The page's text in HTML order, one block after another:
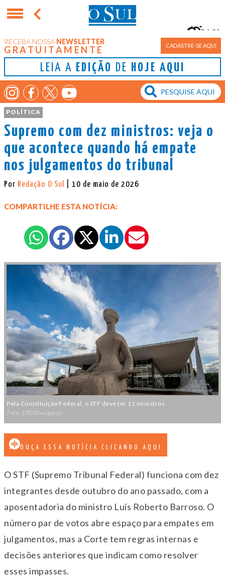
RECEBA NOSSA NEWSLETTER
GRATUITAMENTE CADASTRE-SE AQUI
LEIA A EDIÇÃO DE HOJE AQUI
Porto Alegre
16°
POLÍTICA
Supremo com dez ministros: veja o
que acontece quando há empate
nos julgamentos do tribunal
Por Redação O Sul | 10 de maio de 2026
COMPARTILHE ESTA NOTÍCIA:
Pela Constituição Federal, o STF deve ter 11 ministros
Foto: STF/Divulgação
OUÇA ESSA NOTÍCIA CLICANDO AQUI
O STF (Supremo Tribunal Federal) funciona com dez
integrantes desde outubro do ano passado, com a
aposentadoria do ministro Luís Roberto Barroso. O
número par de votos abre espaço para empates em
julgamentos, mas a Corte tem regras internas e
decisões anteriores que indicam como resolver
esses impasses.